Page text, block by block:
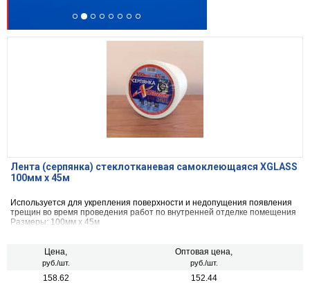
Лента (серпянка) стеклотканевая самоклеющаяся XGLASS
100мм х 45м
Используется для укрепления поверхности и недопущения появления
трещин во время проведения работ по внутренней отделке помещения
Размеры: 100мм х 45м
Цена,
руб./шт.
Оптовая цена,
руб./шт.
158.62 152.44